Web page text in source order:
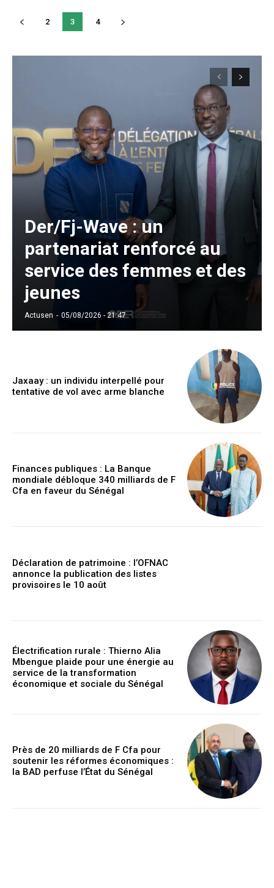
2 3 4
Der/Fj-Wave : un
partenariat renforcé au
service des femmes et des
jeunes
Actusen - 05/08/2026 - 21:47
Jaxaay : un individu interpellé pour
tentative de vol avec arme blanche
Finances publiques : La Banque
mondiale débloque 340 milliards de F
Cfa en faveur du Sénégal
Déclaration de patrimoine : l’OFNAC
annonce la publication des listes
provisoires le 10 août
Électrification rurale : Thierno Alia
Mbengue plaide pour une énergie au
service de la transformation
économique et sociale du Sénégal
Près de 20 milliards de F Cfa pour
soutenir les réformes économiques :
la BAD perfuse l’État du Sénégal